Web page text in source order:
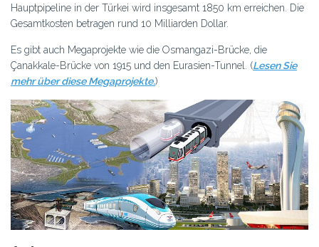
Hauptpipeline in der Türkei wird insgesamt 1850 km erreichen. Die
Gesamtkosten betragen rund 10 Milliarden Dollar.
Es gibt auch Megaprojekte wie die Osmangazi-Brücke, die
Çanakkale-Brücke von 1915 und den Eurasien-Tunnel. (Lesen Sie
mehr über diese Megaprojekte.)